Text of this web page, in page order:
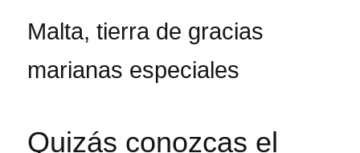
Malta, tierra de gracias
marianas especiales
Quizás conozcas el